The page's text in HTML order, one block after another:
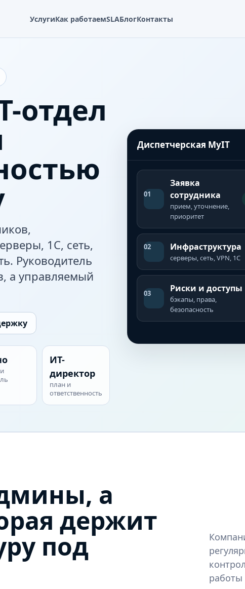
УслугиКак работаемSLAБлогКонтакты
отдел
1С, сеть,
Руководитель
а управляемый
ИТ-
директор
план и
ответственность
Диспетчерская MyIT
01
Заявка
сотрудника
прием, уточнение,
приоритет
02 Инфраструктура
серверы, сеть, VPN, 1С
03 Риски и доступы
бэкапы, права,
безопасность
а
держит
под